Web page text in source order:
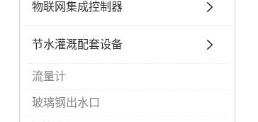
物联网集成控制器
节水灌溉配套设备
流量计
玻璃钢出水口